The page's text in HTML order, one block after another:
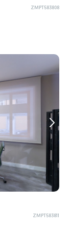
ZMPT583808
ZMPT583811